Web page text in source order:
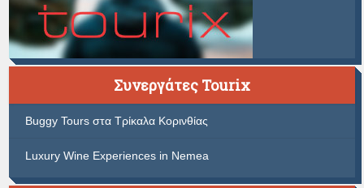
Συνεργάτες Tourix
Buggy Tours στα Τρίκαλα Κορινθίας
Luxury Wine Experiences in Nemea